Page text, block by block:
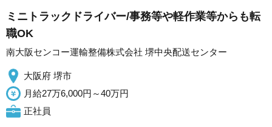
ミニトラックドライバー/事務等や軽作業等からも転
職OK
南大阪センコー運輸整備株式会社 堺中央配送センター
大阪府 堺市
月給27万6,000円～40万円
正社員